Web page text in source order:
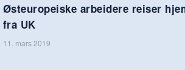
Østeuropeiske arbeidere reiser
fra UK
11. mars 2019